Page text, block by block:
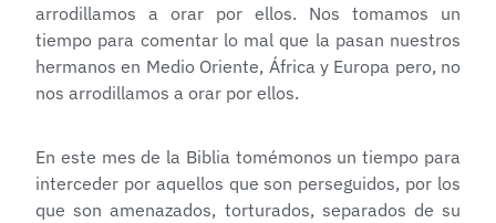
arrodillamos a orar por ellos. Nos tomamos un
tiempo para comentar lo mal que la pasan nuestros
hermanos en Medio Oriente, África y Europa pero, no
nos arrodillamos a orar por ellos.
En este mes de la Biblia tomémonos un tiempo para
interceder por aquellos que son perseguidos, por los
que son amenazados, torturados, separados de su